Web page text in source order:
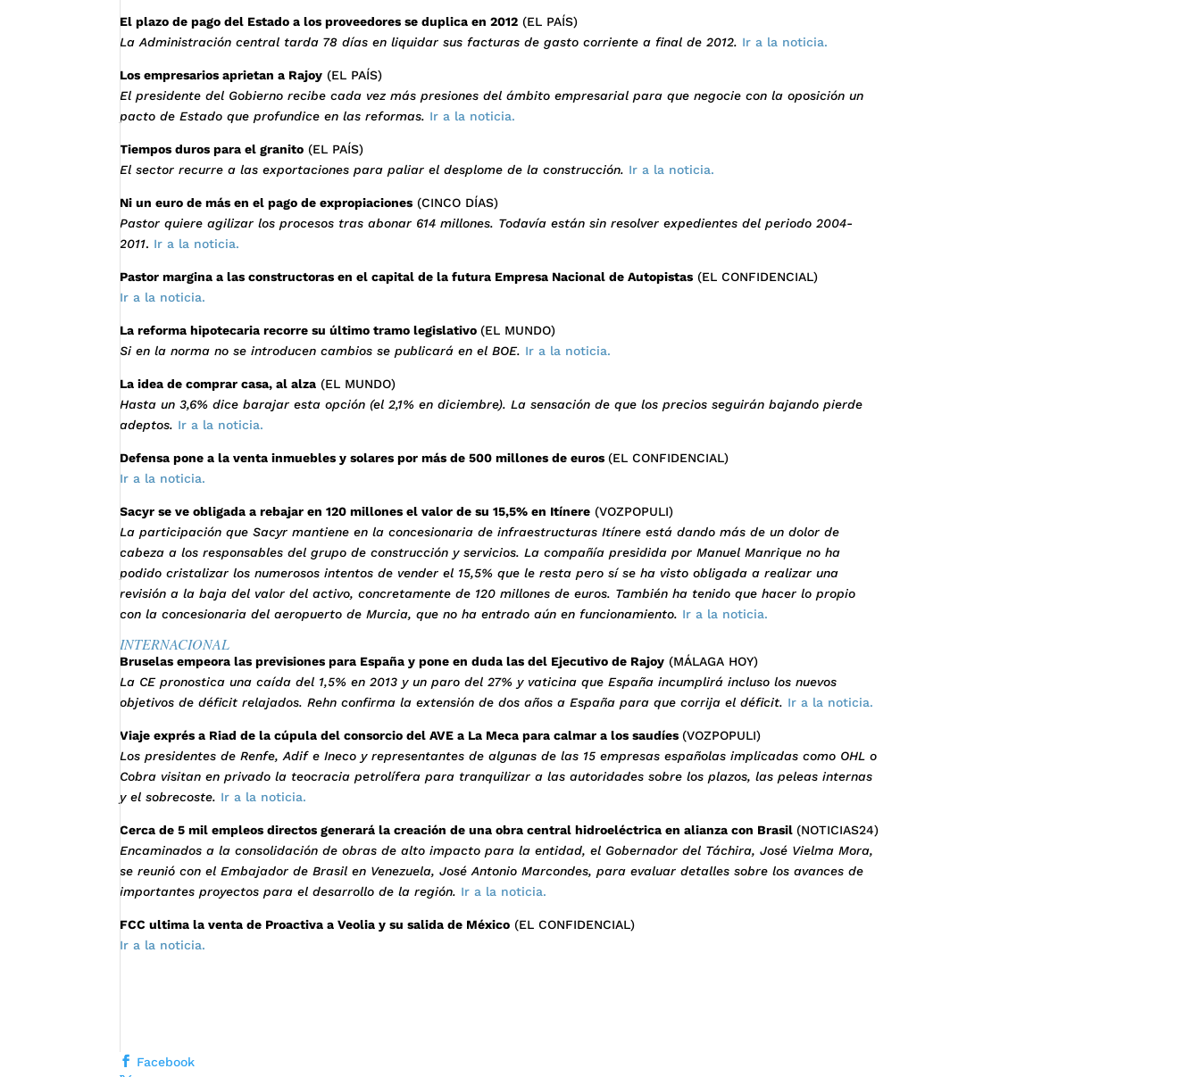
El plazo de pago del Estado a los proveedores se duplica en 2012 (EL PAÍS)
La Administración central tarda 78 días en liquidar sus facturas de gasto corriente a final de 2012. Ir a la noticia.
Los empresarios aprietan a Rajoy (EL PAÍS)
El presidente del Gobierno recibe cada vez más presiones del ámbito empresarial para que negocie con la oposición un
pacto de Estado que profundice en las reformas. Ir a la noticia.
Tiempos duros para el granito (EL PAÍS)
El sector recurre a las exportaciones para paliar el desplome de la construcción. Ir a la noticia.
Ni un euro de más en el pago de expropiaciones (CINCO DÍAS)
Pastor quiere agilizar los procesos tras abonar 614 millones. Todavía están sin resolver expedientes del periodo 2004-
2011. Ir a la noticia.
Pastor margina a las constructoras en el capital de la futura Empresa Nacional de Autopistas (EL CONFIDENCIAL)
Ir a la noticia.
La reforma hipotecaria recorre su último tramo legislativo (EL MUNDO)
Si en la norma no se introducen cambios se publicará en el BOE. Ir a la noticia.
La idea de comprar casa, al alza (EL MUNDO)
Hasta un 3,6% dice barajar esta opción (el 2,1% en diciembre). La sensación de que los precios seguirán bajando pierde
adeptos. Ir a la noticia.
Defensa pone a la venta inmuebles y solares por más de 500 millones de euros (EL CONFIDENCIAL)
Ir a la noticia.
Sacyr se ve obligada a rebajar en 120 millones el valor de su 15,5% en Itínere (VOZPOPULI)
La participación que Sacyr mantiene en la concesionaria de infraestructuras Itínere está dando más de un dolor de
cabeza a los responsables del grupo de construcción y servicios. La compañía presidida por Manuel Manrique no ha
podido cristalizar los numerosos intentos de vender el 15,5% que le resta pero sí se ha visto obligada a realizar una
revisión a la baja del valor del activo, concretamente de 120 millones de euros. También ha tenido que hacer lo propio
con la concesionaria del aeropuerto de Murcia, que no ha entrado aún en funcionamiento. Ir a la noticia.
INTERNACIONAL
Bruselas empeora las previsiones para España y pone en duda las del Ejecutivo de Rajoy (MÁLAGA HOY)
La CE pronostica una caída del 1,5% en 2013 y un paro del 27% y vaticina que España incumplirá incluso los nuevos
objetivos de déficit relajados. Rehn confirma la extensión de dos años a España para que corrija el déficit. Ir a la noticia.
Viaje exprés a Riad de la cúpula del consorcio del AVE a La Meca para calmar a los saudíes (VOZPOPULI)
Los presidentes de Renfe, Adif e Ineco y representantes de algunas de las 15 empresas españolas implicadas como OHL o
Cobra visitan en privado la teocracia petrolífera para tranquilizar a las autoridades sobre los plazos, las peleas internas
y el sobrecoste. Ir a la noticia.
Cerca de 5 mil empleos directos generará la creación de una obra central hidroeléctrica en alianza con Brasil (NOTICIAS24)
Encaminados a la consolidación de obras de alto impacto para la entidad, el Gobernador del Táchira, José Vielma Mora,
se reunió con el Embajador de Brasil en Venezuela, José Antonio Marcondes, para evaluar detalles sobre los avances de
importantes proyectos para el desarrollo de la región. Ir a la noticia.
FCC ultima la venta de Proactiva a Veolia y su salida de México (EL CONFIDENCIAL)
Ir a la noticia.
Facebook